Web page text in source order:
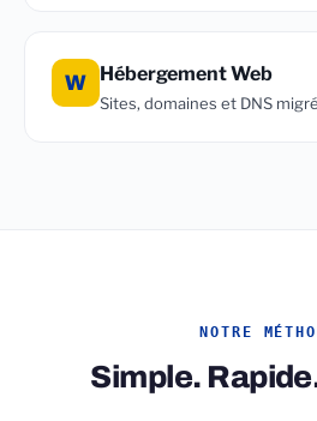
W Hébergement Web
Sites, domaines et DNS
NOTRE
Simple.